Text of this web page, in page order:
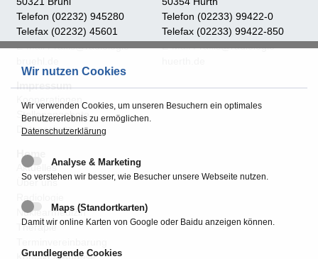
Telefon (02232) 945280
Telefax (02232) 45601
E-Mail Praxis@radiologie-
Impressum
Kooperationen
Stellenangebote
Datenschutz
Telefon (02233) 99422-0
Telefax (02233) 99422-850
E-Mail Praxis@radiologie-
Home
Aktuelles
Über uns
Radiologie
Nuklearmedizin
Therapie
Wir nutzen Cookies
Wir verwenden Cookies, um unseren Besuchern ein optimales
Benutzererlebnis zu ermöglichen.
Datenschutzerklärung
Analyse & Marketing
So verstehen wir besser, wie Besucher unsere Webseite nutzen.
Maps (Standortkarten)
Damit wir online Karten von Google oder Baidu anzeigen können.
Grundlegende Cookies